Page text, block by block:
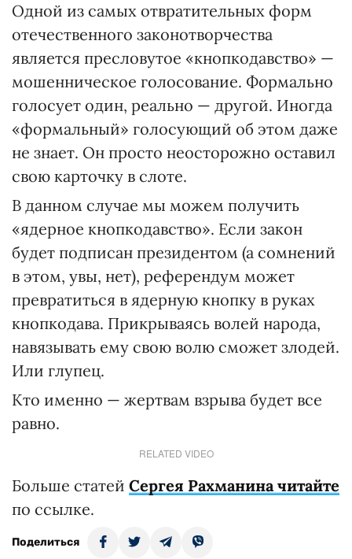
Одной из самых отвратительных форм
отечественного законотворчества
является пресловутое «кнопкодавство» —
мошенническое голосование. Формально
голосует один, реально — другой. Иногда
«формальный» голосующий об этом даже
не знает. Он просто неосторожно оставил
свою карточку в слоте.
В данном случае мы можем получить
«ядерное кнопкодавство». Если закон
будет подписан президентом (а сомнений
в этом, увы, нет), референдум может
превратиться в ядерную кнопку в руках
кнопкодава. Прикрываясь волей народа,
навязывать ему свою волю сможет злодей.
Или глупец.
Кто именно — жертвам взрыва будет все
равно.
RELATED VIDEO
Больше статей Сергея Рахманина читайте
по ссылке.
Поделиться